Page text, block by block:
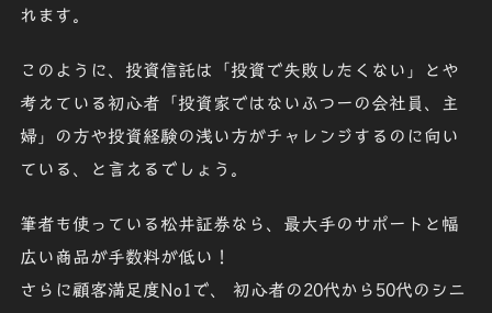
れます。
このように、投資信託は「 投資で失敗したくない 」とや
考えている初心者「 投資家ではないふつーの会社員、主
婦」の方や投資経験の浅い方がチャレンジするのに向い
ている、と言えるでしょう。
筆者も使っている松井証券なら、最大手のサポートと幅
広い商品が手数料が低い ！
さらに顧客満足度No1 で、 初心者の20代から50代のシニ